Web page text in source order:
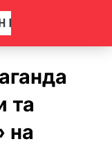
та
на